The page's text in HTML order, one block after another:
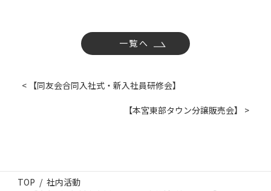
一覧へ
< 【同友会合同入社式・新入社員研修会】
【本宮東部タウン分譲販売会】 >
TOP
社内活動